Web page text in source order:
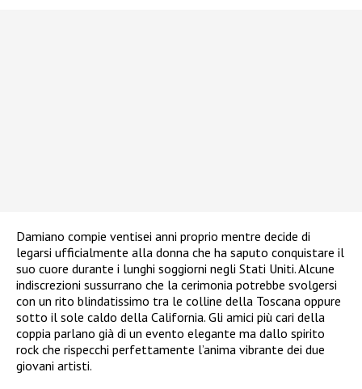
Damiano compie ventisei anni proprio mentre decide di
legarsi ufficialmente alla donna che ha saputo conquistare il
suo cuore durante i lunghi soggiorni negli Stati Uniti. Alcune
indiscrezioni sussurrano che la cerimonia potrebbe svolgersi
con un rito blindatissimo tra le colline della Toscana oppure
sotto il sole caldo della California. Gli amici più cari della
coppia parlano già di un evento elegante ma dallo spirito
rock che rispecchi perfettamente l’anima vibrante dei due
giovani artisti.